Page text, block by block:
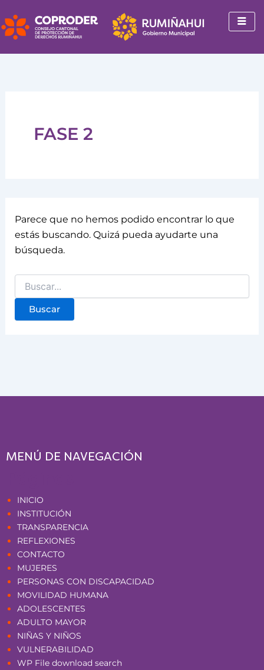
al
contenido
FASE 2
Parece que no hemos podido encontrar lo que
estás buscando. Quizá pueda ayudarte una
búsqueda.
por:
MENÚ DE NAVEGACIÓN
INICIO
INSTITUCIÓN
TRANSPARENCIA
REFLEXIONES
CONTACTO
MUJERES
PERSONAS CON DISCAPACIDAD
MOVILIDAD HUMANA
ADOLESCENTES
ADULTO MAYOR
NIÑAS Y NIÑOS
VULNERABILIDAD
WP File download search